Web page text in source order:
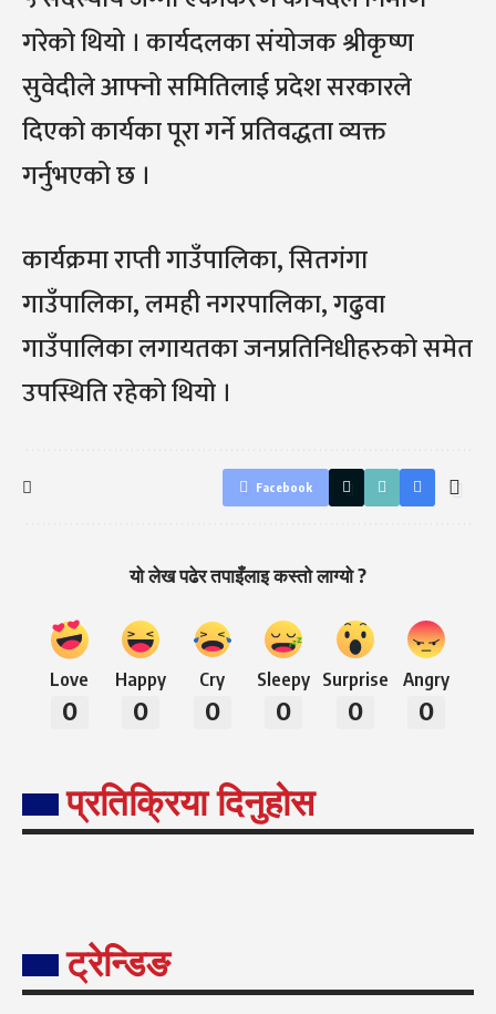
गरेको थियो । कार्यदलका संयोजक श्रीकृष्ण
सुवेदीले आफ्नो समितिलाई प्रदेश सरकारले
दिएको कार्यका पूरा गर्ने प्रतिवद्धता व्यक्त
गर्नुभएको छ ।
कार्यक्रमा राप्ती गाउँपालिका, सितगंगा
गाउँपालिका, लमही नगरपालिका, गढुवा
गाउँपालिका लगायतका जनप्रतिनिधीहरुको समेत
उपस्थिति रहेको थियो ।
Facebook
यो लेख पढेर तपाइँलाइ कस्तो लाग्यो ?
Love
0
Happy
0
Cry
0
Sleepy
0
Surprise
0
Angry
0
प्रतिक्रिया दिनुहोस
ट्रेन्डिङ